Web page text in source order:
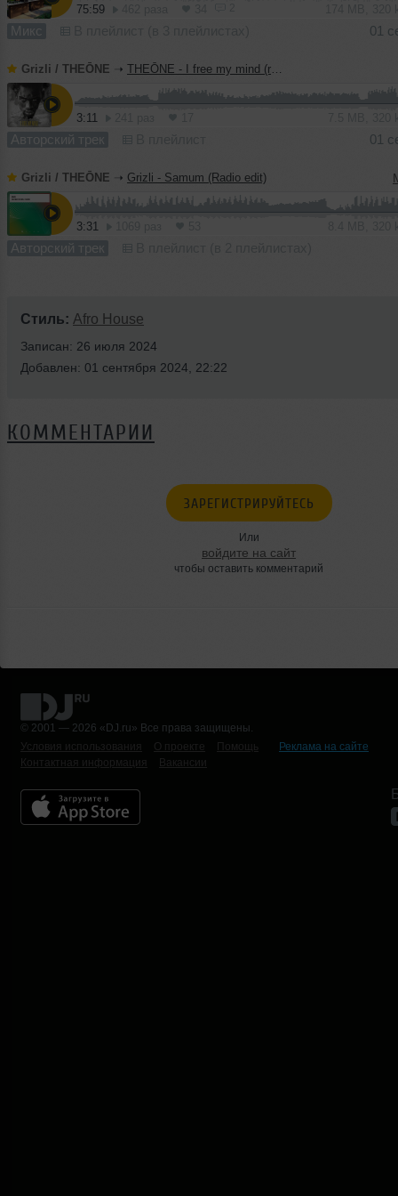
75:59
Микс 01
Grizli / THEŌNE ➝ THEŌNE - I free my mind (radio edit)
3:11
Авторский трек 01
Grizli / THEŌNE ➝ Grizli - Samum (Radio edit)
3:31
Авторский трек
Стиль: Afro House
Записан: 26 июля 2024
Добавлен: 01 сентября 2024, 22:22
КОММЕНТАРИИ
ЗАРЕГИСТРИРУЙТЕСЬ
Или
войдите на сайт
чтобы оставить комментарий
© 2001 — 2026 «DJ.ru» Все права защищены.
Условия использования
О проекте Помощь
Реклама на сайте
Контактная информация
Вакансии